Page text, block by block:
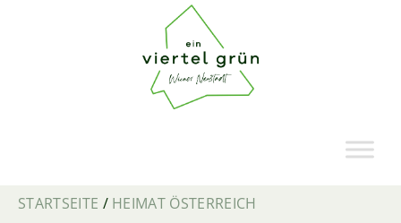
STARTSEITE / HEIMAT ÖSTERREICH